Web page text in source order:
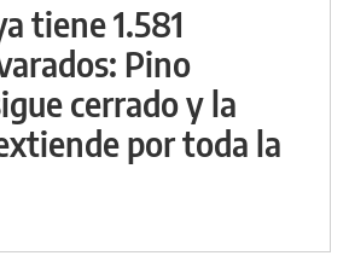
tiene 1.581
Pino
cerrado y la
por toda la